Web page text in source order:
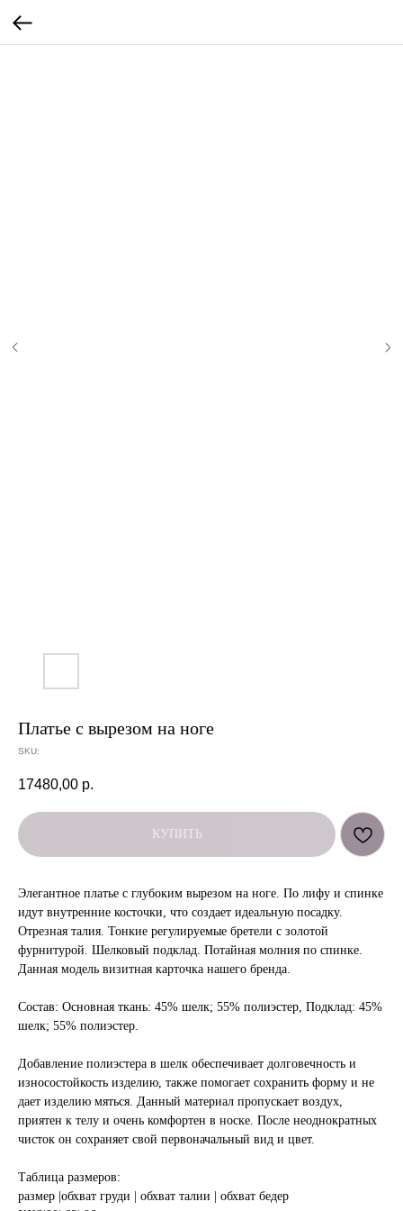
Платье с вырезом на ноге
SKU:
17480,00 р.
КУПИТЬ
Элегантное платье с глубоким вырезом на ноге. По лифу и спинке
идут внутренние косточки, что создает идеальную посадку.
Отрезная талия. Тонкие регулируемые бретели с золотой
фурнитурой. Шелковый подклад. Потайная молния по спинке.
Данная модель визитная карточка нашего бренда.
Cостав: Основная ткань: 45% шелк; 55% полиэстер, Подклад: 45%
шелк; 55% полиэстер.
Добавление полиэстера в шелк обеспечивает долговечность и
износостойкость изделию, также помогает сохранить форму и не
дает изделию мяться. Данный материал пропускает воздух,
приятен к телу и очень комфортен в носке. После неоднократных
чисток он сохраняет свой первоначальный вид и цвет.
Таблица размеров:
размер |обхват груди | обхват талии | обхват бедер